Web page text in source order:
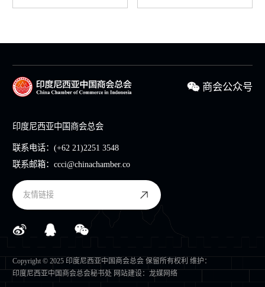
商会公众号
印度尼西亚中国商会总会
联系电话： (+62 21)2251 3548
联系邮箱： ccci@chinachamber.co
友情链接
Copyright © 2025 印度尼西亚中国商会总会 保留所有权利 维护：
印度尼西亚中国商会总会秘书处 网站建设： 龙媒网络